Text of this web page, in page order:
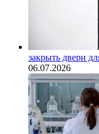
закрыть двери
06.07.2026